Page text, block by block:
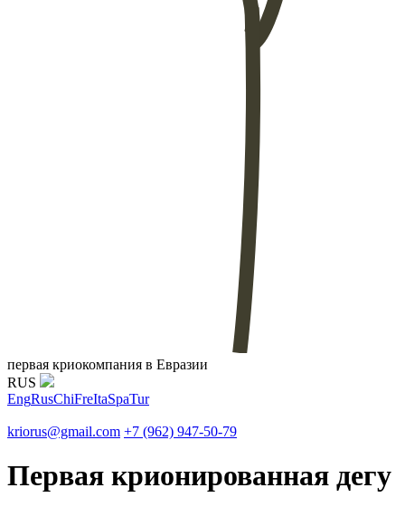
первая криокомпания в Евразии
RUS
EngRusChiFreItaSpaTur
kriorus@gmail.com +7 (962) 947-50-79
Первая крионированная дегу